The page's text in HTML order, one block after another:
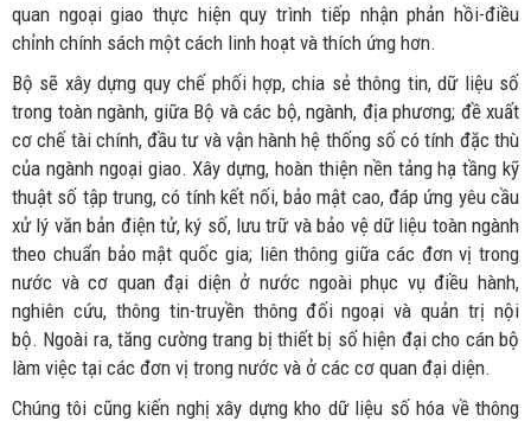
quan ngoại giao thực hiện quy trình tiếp nhận phản hồi-điều
chỉnh chính sách một cách linh hoạt và thích ứng hơn.
Bộ sẽ xây dựng quy chế phối hợp, chia sẻ thông tin, dữ liệu số
trong toàn ngành, giữa Bộ và các bộ, ngành, địa phương; đề xuất
cơ chế tài chính, đầu tư và vận hành hệ thống số có tính đặc thù
của ngành ngoại giao. Xây dựng, hoàn thiện nền tảng hạ tầng kỹ
thuật số tập trung, có tính kết nối, bảo mật cao, đáp ứng yêu cầu
xử lý văn bản điện tử, ký số, lưu trữ và bảo vệ dữ liệu toàn ngành
theo chuẩn bảo mật quốc gia; liên thông giữa các đơn vị trong
nước và cơ quan đại diện ở nước ngoài phục vụ điều hành,
nghiên cứu, thông tin-truyền thông đối ngoại và quản trị nội
bộ. Ngoài ra, tăng cường trang bị thiết bị số hiện đại cho cán bộ
làm việc tại các đơn vị trong nước và ở các cơ quan đại diện.
Chúng tôi cũng kiến nghị xây dựng kho dữ liệu số hóa về thông